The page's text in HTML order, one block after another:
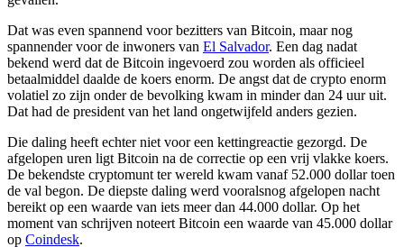
Dat was even spannend voor bezitters van Bitcoin, maar nog
spannender voor de inwoners van El Salvador. Een dag nadat
bekend werd dat de Bitcoin ingevoerd zou worden als officieel
betaalmiddel daalde de koers enorm. De angst dat de crypto enorm
volatiel zo zijn onder de bevolking kwam in minder dan 24 uur uit.
Dat had de president van het land ongetwijfeld anders gezien.
Die daling heeft echter niet voor een kettingreactie gezorgd. De
afgelopen uren ligt Bitcoin na de correctie op een vrij vlakke koers.
De bekendste cryptomunt ter wereld kwam vanaf 52.000 dollar toen
de val begon. De diepste daling werd vooralsnog afgelopen nacht
bereikt op een waarde van iets meer dan 44.000 dollar. Op het
moment van schrijven noteert Bitcoin een waarde van 45.000 dollar
op Coindesk.